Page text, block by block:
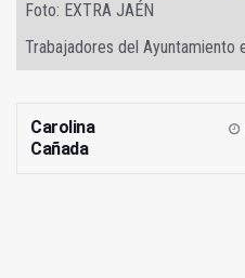
Foto: EXTRA JAÉN
Trabajadores del Ayuntamiento
Carolina
Cañada